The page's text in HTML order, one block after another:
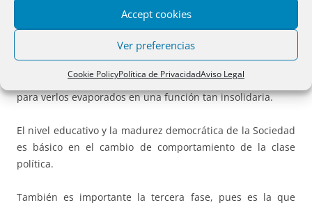
Accept cookies
Ver preferencias
Cookie PolicyPolítica de PrivacidadAviso Legal
que nunca vean los ciudadanos recompensa para su
esfuerzo fiscal.
En las sociedades desarrolladas es muy difícil que los
ciudadanos admitan una reducción importante de ingresos
para verlos evaporados en una función tan insolidaria.
El nivel educativo y la madurez democrática de la Sociedad
es básico en el cambio de comportamiento de la clase
política.
También es importante la tercera fase, pues es la que